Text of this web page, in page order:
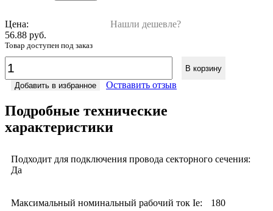
Цена:
Нашли дешевле?
56.88 руб.
Товар доступен под заказ
В корзину
Добавить в избранное
Оствавить отзыв
Подробные технические
характеристики
Подходит для подключения провода секторного сечения:
Да
Максимальный номинальный рабочий ток Ie: 180